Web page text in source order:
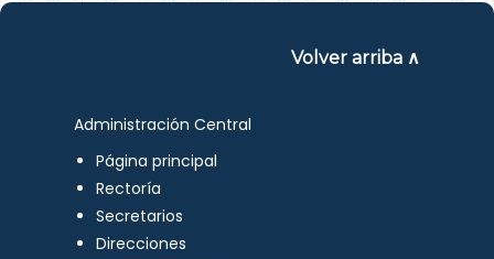
Volver arriba ∧
Administración Central
Página principal
Rectoría
Secretarios
Direcciones